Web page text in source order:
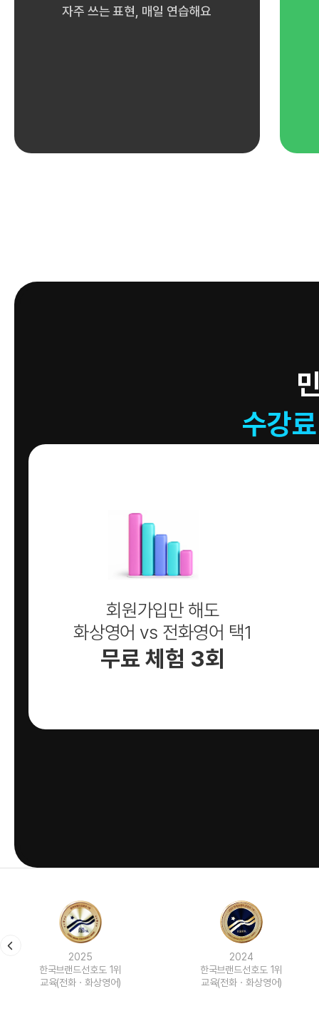
자주 쓰는 표현, 매일 연습해요
수강
회원가입만 해도
화상영어 vs 전화영어 택1
무료 체험 3회
2024
한국브랜드선호도 1위
교육(전화ㆍ화상영어)
2023
한국브랜드선호도 1위
교육(전화ㆍ화상영어)